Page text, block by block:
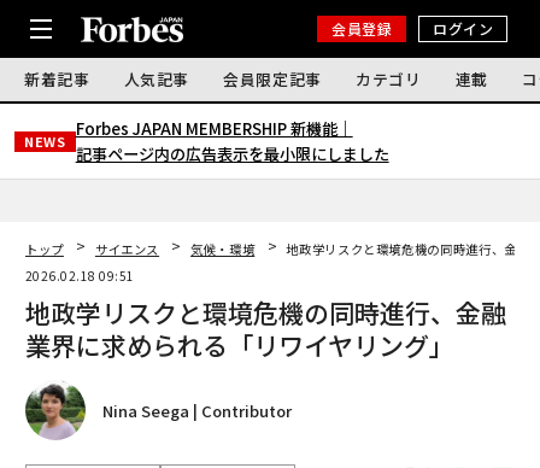
会員登録 ログイン
新着記事 人気記事 会員限定記事 カテゴリ 連載
NEWS
Forbes JAPAN MEMBERSHIP 新機能｜
記事ページ内の広告表示を最小限にしました
トップ サイエンス 気候・環境
地政学リスクと環境危機の同時進行、金融
2026.02.18 09:51
地政学リスクと環境危機の同時進行、金融
業界に求められる「リワイヤリング」
Nina Seega | Contributor